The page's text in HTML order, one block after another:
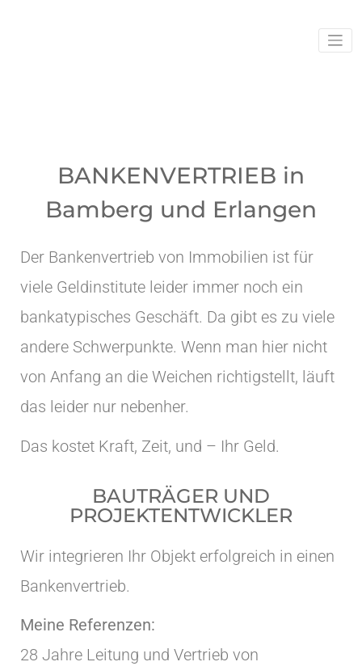
svib
BANKENVERTRIEB in
Bamberg und Erlangen
Der Bankenvertrieb von Immobilien ist für
viele Geldinstitute leider immer noch ein
bankatypisches Geschäft. Da gibt es zu viele
andere Schwerpunkte. Wenn man hier nicht
von Anfang an die Weichen richtigstellt, läuft
das leider nur nebenher.
Das kostet Kraft, Zeit, und – Ihr Geld.
BAUTRÄGER UND
PROJEKTENTWICKLER
Wir integrieren Ihr Objekt erfolgreich in einen
Bankenvertrieb.
Meine Referenzen:
28 Jahre Leitung und Vertrieb von